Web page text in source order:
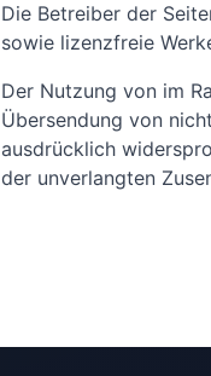
Die Betreiber der
sowie lizenzfreie
Der Nutzung von im
Übersendung von
ausdrücklich
der unverlangten